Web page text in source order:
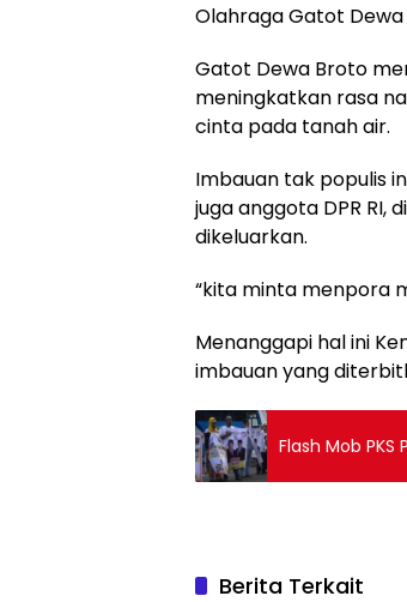
Olahraga Gatot
Gatot Dewa Broto
meningkatkan rasa
cinta pada tanah air.
Imbauan tak populis
juga anggota DPR
dikeluarkan.
“kita minta menpora
Menanggapi hal ini
imbauan yang
Flash Mob
Berita Terkait